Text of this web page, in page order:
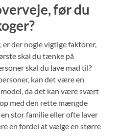
før du
der nogle vigtige faktorer,
skal du tænke på
skal du lave mad til?
kan det være en
da det kan være svært
med den rette mængde
stor familie eller ofte laver
en fordel at vælge en større